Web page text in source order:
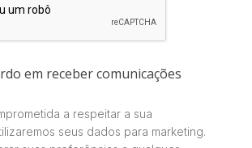
em receber comunicações
a respeitar a sua
seus dados para marketing.